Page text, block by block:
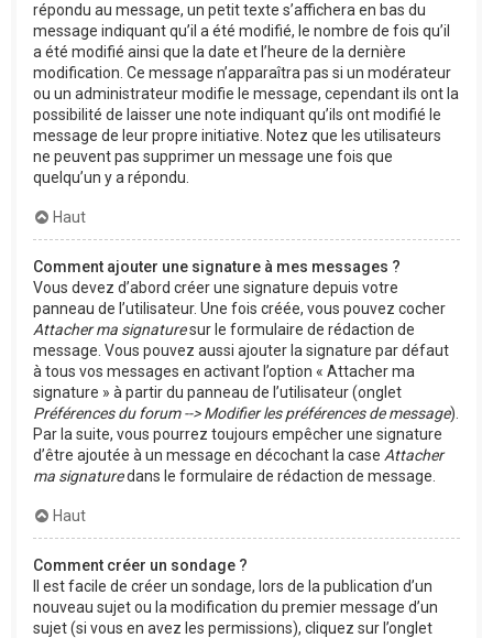
répondu au message, un petit texte s’affichera en bas du
message indiquant qu’il a été modifié, le nombre de fois qu’il
a été modifié ainsi que la date et l’heure de la dernière
modification. Ce message n’apparaîtra pas si un modérateur
ou un administrateur modifie le message, cependant ils ont la
possibilité de laisser une note indiquant qu’ils ont modifié le
message de leur propre initiative. Notez que les utilisateurs
ne peuvent pas supprimer un message une fois que
quelqu’un y a répondu.
Haut
Comment ajouter une signature à mes messages ?
Vous devez d’abord créer une signature depuis votre
panneau de l’utilisateur. Une fois créée, vous pouvez cocher
Attacher ma signaturesur le formulaire de rédaction de
message. Vous pouvez aussi ajouter la signature par défaut
à tous vos messages en activant l’option « Attacher ma
signature » à partir du panneau de l’utilisateur (onglet
Préférences du forum --> Modifier les préférences de message).
Par la suite, vous pourrez toujours empêcher une signature
d’être ajoutée à un message en décochant la case Attacher
ma signaturedans le formulaire de rédaction de message.
Haut
Comment créer un sondage ?
Il est facile de créer un sondage, lors de la publication d’un
nouveau sujet ou la modification du premier message d’un
sujet (si vous en avez les permissions), cliquez sur l’onglet